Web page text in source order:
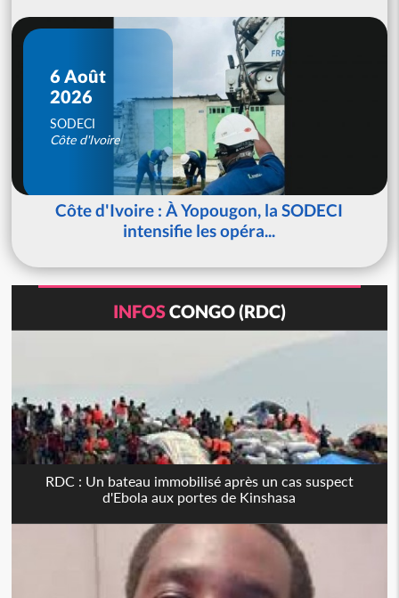
6 Août
2026
SODECI
Côte d'Ivoire
Côte d'Ivoire : À Yopougon, la SODECI
intensifie les opéra...
INFOSCONGO (RDC)
RDC : Un bateau immobilisé après un cas suspect
d'Ebola aux portes de Kinshasa